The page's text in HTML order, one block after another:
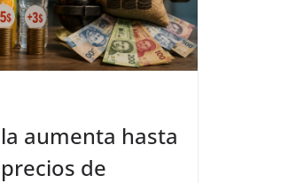
aumenta hasta
de